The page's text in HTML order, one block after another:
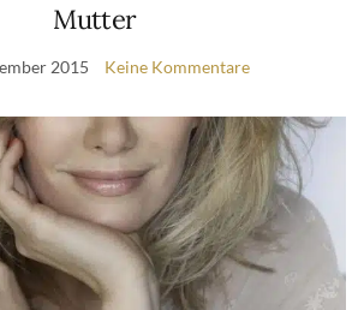
Mutter
2015 Keine Kommentare